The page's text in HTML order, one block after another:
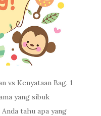
vs Kenyataan Bag. 1
yang sibuk
tahu apa yang